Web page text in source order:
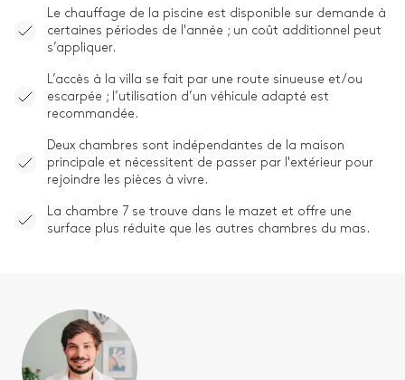
Le chauffage de la piscine est disponible sur demande à
certaines périodes de l'année ; un coût additionnel peut
s’appliquer.
L’accès à la villa se fait par une route sinueuse et/ou
escarpée ; l’utilisation d’un véhicule adapté est
recommandée.
Deux chambres sont indépendantes de la maison
principale et nécessitent de passer par l'extérieur pour
rejoindre les pièces à vivre.
La chambre 7 se trouve dans le mazet et offre une
surface plus réduite que les autres chambres du mas.